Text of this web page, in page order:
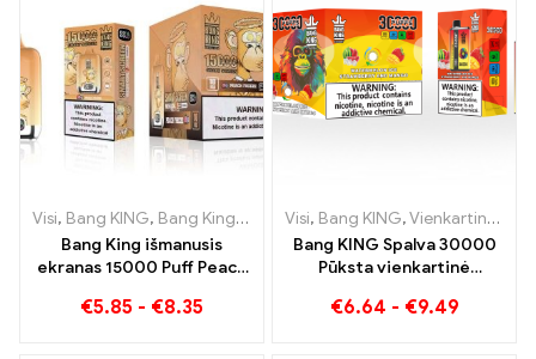
Visi, Bang KING, Bang King išmanusis ekranas 15000 Puff ,
Bang King išmanusis
ekranas 15000 Puff Peach
elektroninės cigaretės
€5.85 - €8.35
Visi, Bang KING,Vienkartinės elektroninės cigaretės Lietuva
Bang KING Spalva 30000
Pūksta vienkartinė
Puikus vėsių arbūzinių ledų
€6.64 - €9.49